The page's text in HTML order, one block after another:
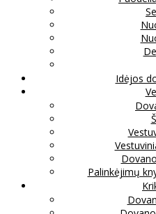
Idėjos
Palinkėjimų